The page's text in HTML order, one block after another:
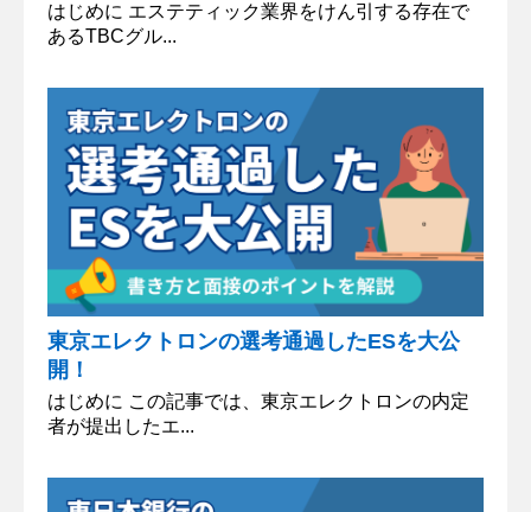
はじめに エステティック業界をけん引する存在で
あるTBCグル...
東京エレクトロンの選考通過したESを大公
開！
はじめに この記事では、東京エレクトロンの内定
者が提出したエ...